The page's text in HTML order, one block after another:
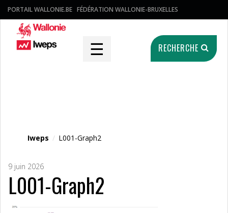
PORTAIL WALLONIE.BE FÉDÉRATION WALLONIE-BRUXELLES
☰ RECHERCHE
Iweps / L001-Graph2
9 juin 2026
L001-Graph2